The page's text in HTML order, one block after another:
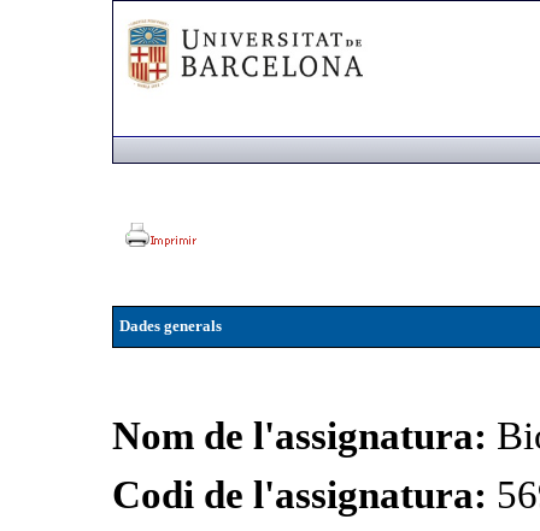
Dades generals
Nom de l'assignatura:
Codi de l'assignatura: